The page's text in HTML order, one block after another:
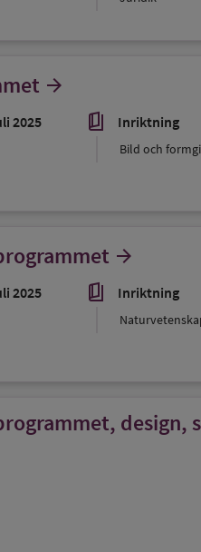
arrow_forward
2025 book_5 Inriktning
Bild och
arrow_forward
2025 book_5 Inriktning